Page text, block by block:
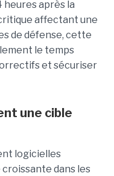
heures après la
affectant une
de défense, cette
le temps
et sécuriser
une cible
logicielles
dans les